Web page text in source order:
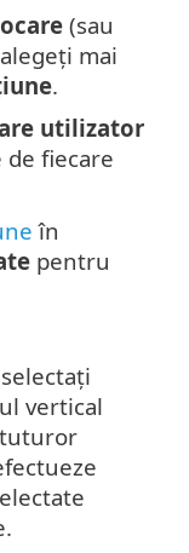
(sau
mai
.
utilizator
fiecare
în
pentru
vertical